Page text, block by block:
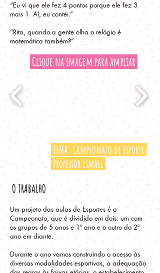
“Eu vi que ele fez 4 pontos porque ele fez 3
mais 1. Aí, eu contei.”
“Rita, quando a gente olha o relógio é
matemática também?”
Clique na imagem para ampliar
TEMA: Campeonato de Esportes
Professor Ismael
O TRABALHO
Um projeto das aulas de Esportes é o
Campeonato, que é dividido em dois: um com
os grupos de 5 anos e 1º ano e o outro do 2º
ano em diante.
Durante o ano vamos construindo o acesso às
diversas modalidades esportivas, a adequação